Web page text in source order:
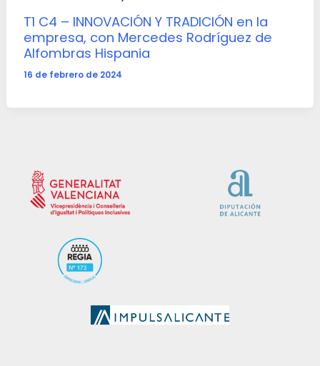
T1 C4 – INNOVACIÓN Y TRADICIÓN en la
empresa, con Mercedes Rodríguez de
Alfombras Hispania
16 de febrero de 2024